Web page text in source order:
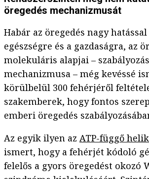
öregedés mechanizmusát
Habár az öregedés nagy
egészségre és a gazdaságra, az
molekuláris alapjai –
mechanizmusa – még kevéssé
körülbelül 300 fehérjéről
szakemberek, hogy fontos
emberi öregedés
Az egyik ilyen az ATP-függő
ismert, hogy a fehérjét kódoló
felelős a gyors öregedést okozó